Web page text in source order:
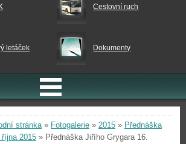
Cestovní ruch
letáček Dokumenty
stránka» Fotogalerie » 2015 » Přednáška
2015 » Přednáška Jiřího Grygara 16.